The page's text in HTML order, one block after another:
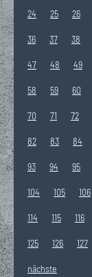
24 25 26
36 37 38
47 48 49
58 59 60
70 71 72
82 83 84
93 94 95
104 105 106
114 115 116
125 126 127
nächste